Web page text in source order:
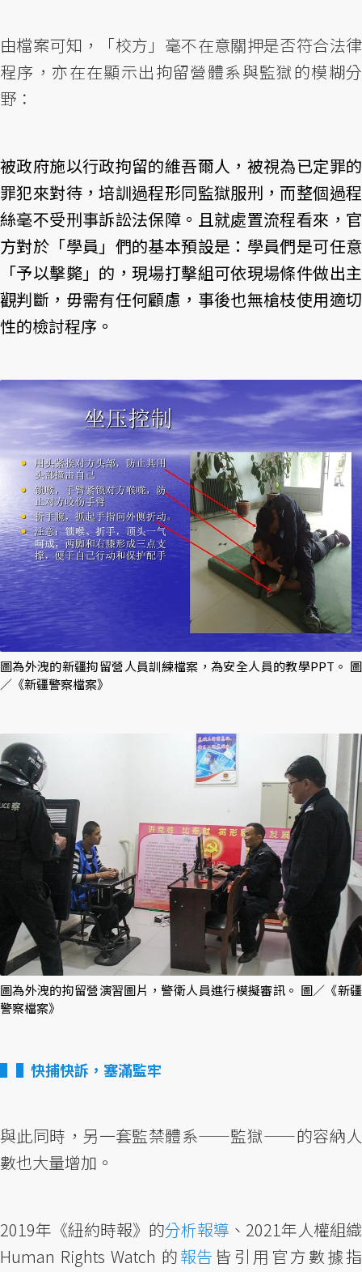
由檔案可知，「校方」毫不在意關押是否符合法律
程序，亦在在顯示出拘留營體系與監獄的模糊分
野：
被政府施以行政拘留的維吾爾人，被視為已定罪的
罪犯來對待，培訓過程形同監獄服刑，而整個過程
絲毫不受刑事訴訟法保障。且就處置流程看來，官
方對於「學員」們的基本預設是：學員們是可任意
「予以擊斃」的，現場打擊組可依現場條件做出主
觀判斷，毋需有任何顧慮，事後也無槍枝使用適切
性的檢討程序。
圖為外洩的新疆拘留營人員訓練檔案，為安全人員的教學PPT。 圖
／《新疆警察檔案》
圖為外洩的拘留營演習圖片，警衛人員進行模擬審訊。 圖／《新疆
警察檔案》
▌快捕快訴，塞滿監牢
與此同時，另一套監禁體系——監獄——的容納人
數也大量增加。
2019年《紐約時報》的分析報導 、2021年人權組織
Human Rights Watch 的報告 皆引用官方數據指